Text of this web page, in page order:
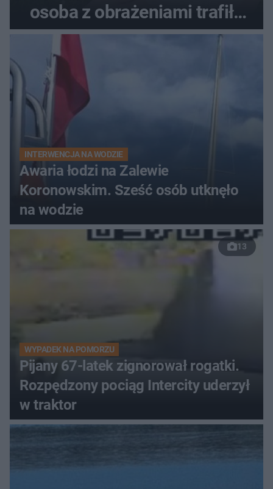
osoba z obrażeniami trafiła
do szpitala
INTERWENCJA NA WODZIE
Awaria łodzi na Zalewie
Koronowskim. Sześć osób utknęło
na wodzie
13
WYPADEK NA POMORZU
Pijany 67-latek zignorował rogatki.
Rozpędzony pociąg Intercity uderzył
w traktor